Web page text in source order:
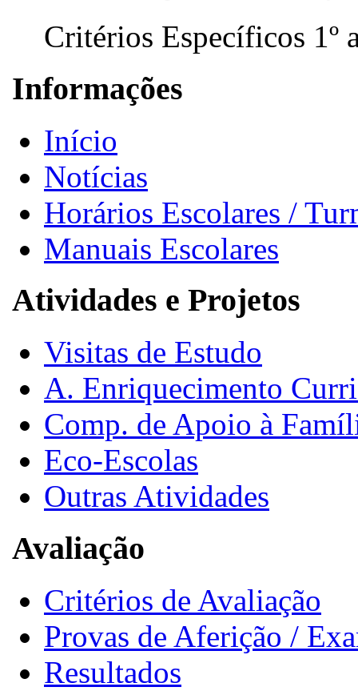
Critérios Específicos 1º
Informações
Início
Notícias
Horários Escolares /
Manuais Escolares
Atividades e Projetos
Visitas de Estudo
A. Enriquecimento
Comp. de Apoio à
Eco-Escolas
Outras Atividades
Avaliação
Critérios de Avaliação
Provas de Aferição /
Resultados